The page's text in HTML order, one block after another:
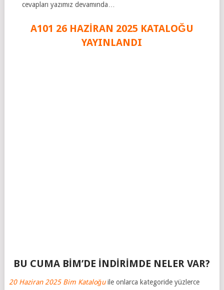
cevapları yazımız devamında…
A101 26 HAZİRAN 2025 KATALOĞU
YAYINLANDI
BU CUMA BİM’DE İNDİRİMDE NELER VAR?
20 Haziran 2025 Bim Kataloğuile onlarca kategoride yüzlerce